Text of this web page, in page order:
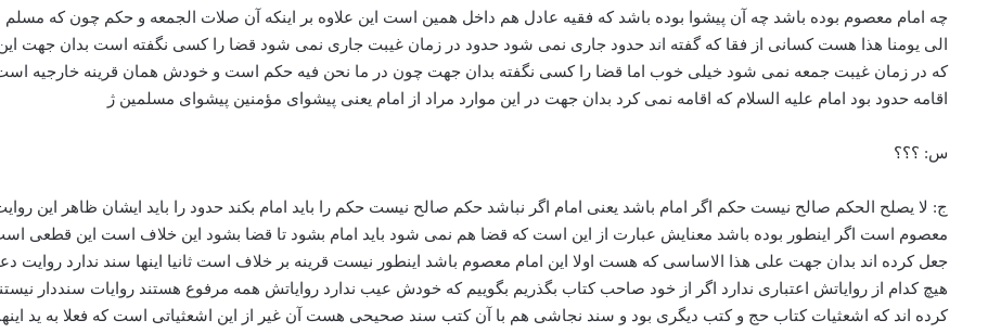
چه امام معصوم بوده باشد چه آن پیشوا بوده باشد که فقیه عادل هم داخل همین است این علاوه بر اینکه آن صلات الجمعه و حکم چون که
الی یومنا هذا هست کسانی از فقا که گفته اند حدود جاری نمی شود حدود در زمان غیبت جاری نمی شود قضا را کسی نگفته است بدان جهت
که در زمان غیبت جمعه نمی شود خیلی خوب اما قضا را کسی نگفته بدان جهت چون در ما نحن فیه حکم است و خودش همان قرینه خارجیه است
اقامه حدود بود امام علیه السلام که اقامه نمی کرد بدان جهت در این موارد مراد از امام یعنی پیشوای مؤمنین پیشوای مسلمین ژ
س: ؟؟؟
ج: لا یصلح الحکم صالح نیست حکم اگر امام باشد یعنی امام اگر نباشد حکم صالح نیست حکم را باید امام بکند حدود را باید ایشان ظاهر این
معصوم است اگر اینطور بوده باشد معنایش عبارت از این است که قضا هم نمی شود باید امام بشود تا قضا بشود این خلاف است این قطعی
جعل کرده اند بدان جهت علی هذا الاساسی که هست اولا این امام معصوم باشد اینطور نیست قرینه بر خلاف است ثانیا اینها سند ندارد
هیچ کدام از روایاتش اعتباری ندارد اگر از خود صاحب کتاب بگذریم بگوییم که خودش عیب ندارد روایاتش همه مرفوع هستند روایات سنددار
کرده اند که اشعثیات کتاب حج و کتب دیگری بود و سند نجاشی هم با آن کتب سند صحیحی هست آن غیر از این اشعثیاتی است که فعلا به ید